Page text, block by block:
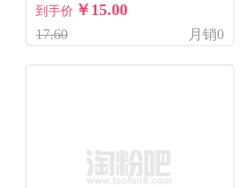
到手价 ￥15.00
17.60 月销0